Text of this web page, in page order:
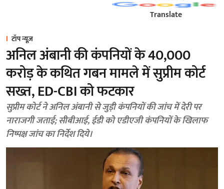
Translate
टॉप न्यूज़
अनिल अंबानी की कंपनियों के 40,000
करोड़ के कथित गबन मामले में सुप्रीम कोर्ट
सख्त, ED-CBI को फटकार
सुप्रीम कोर्ट ने अनिल अंबानी से जुड़ी कंपनियों की जांच में देरी पर
नाराजगी जताई; सीबीआई, ईडी को एडीएजी कंपनियों के खिलाफ
निष्पक्ष जांच का निर्देश दिये।